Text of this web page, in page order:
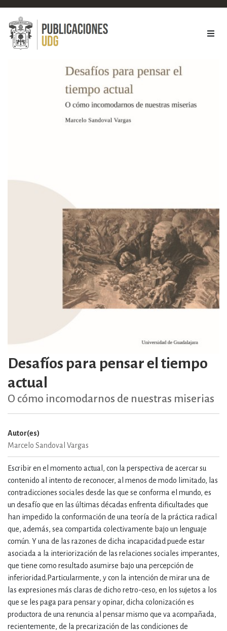
Desafíos para pensar el tiempo
actual
O cómo incomodarnos de nuestras miserias
Autor(es)
Marcelo Sandoval Vargas
Escribir en el momento actual, con la perspectiva de acercar su
contenido al intento de reconocer, al menos de modo limitado, las
contradicciones sociales desde las que se conforma el mundo, es
un desafío que en las últimas décadas enfrenta dificultades que
han impedido la conformación de una teoría de la práctica radical
que, además, sea compartida colectivamente bajo un lenguaje
común. Y una de las razones de dicha incapacidad puede estar
asociada a la interiorización de las relaciones sociales imperantes,
que tiene como resultado asumirse bajo una percepción de
inferioridad.Particularmente, y con la intención de mirar una de
las expresiones más claras de dicho retro-ceso, en los sujetos a los
que se les paga para pensar y opinar, dicha colonización es
productora de una renuncia al pensar mismo que va acompañada,
recientemente, de la precarización de las condiciones de